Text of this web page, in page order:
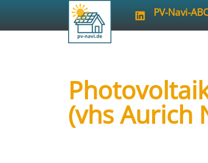
PV-Navi-
(vhs Aurich